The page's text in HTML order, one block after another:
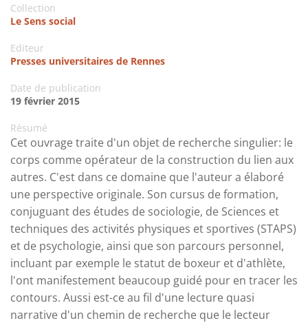
Collection
Le Sens social
Editeur
Presses universitaires de Rennes
Date de publication
19 février 2015
Résumé
Cet ouvrage traite d'un objet de recherche singulier: le
corps comme opérateur de la construction du lien aux
autres. C'est dans ce domaine que l'auteur a élaboré
une perspective originale. Son cursus de formation,
conjuguant des études de sociologie, de Sciences et
techniques des activités physiques et sportives (STAPS)
et de psychologie, ainsi que son parcours personnel,
incluant par exemple le statut de boxeur et d'athlète,
l'ont manifestement beaucoup guidé pour en tracer les
contours. Aussi est-ce au fil d'une lecture quasi
narrative d'un chemin de recherche que le lecteur